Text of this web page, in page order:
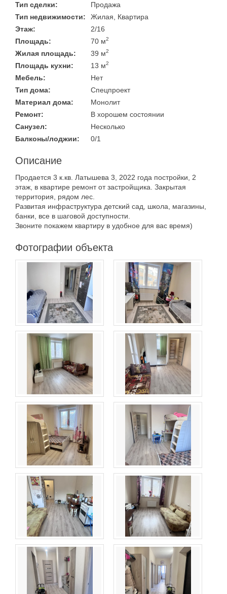
Тип сделки:
Продажа
Тип недвижимости:
Жилая, Квартира
Этаж:
2/16
Площадь:
70 м2
Жилая площадь: 39 м2
Площадь кухни: 13 м2
Мебель:
Нет
Тип дома:
Спецпроект
Материал дома:
Монолит
Ремонт:
В хорошем состоянии
Санузел:
Несколько
Балконы/лоджии:
0/1
Описание
Продается 3 к.кв. Латышева 3, 2022 года постройки, 2
этаж, в квартире ремонт от застройщика. Закрытая
территория, рядом лес.
Развитая инфраструктура детский сад, школа, магазины,
банки, все в шаговой доступности.
Звоните покажем квартиру в удобное для вас время)
Фотографии объекта